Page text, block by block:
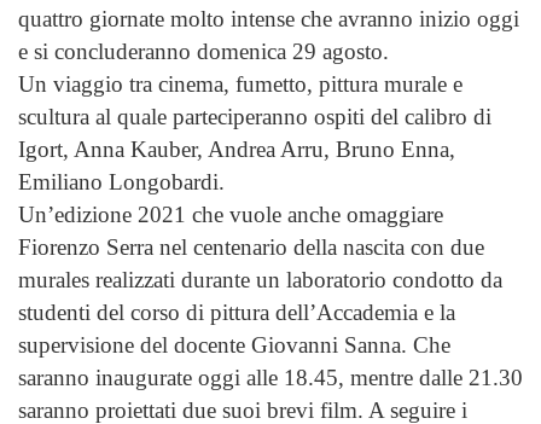
quattro giornate molto intense che avranno inizio oggi
e si concluderanno domenica 29 agosto.
Un viaggio tra cinema, fumetto, pittura murale e
scultura al quale parteciperanno ospiti del calibro di
Igort, Anna Kauber, Andrea Arru, Bruno Enna,
Emiliano Longobardi.
Un’edizione 2021 che vuole anche omaggiare
Fiorenzo Serra nel centenario della nascita con due
murales realizzati durante un laboratorio condotto da
studenti del corso di pittura dell’Accademia e la
supervisione del docente Giovanni Sanna. Che
saranno inaugurate oggi alle 18.45, mentre dalle 21.30
saranno proiettati due suoi brevi film. A seguire i